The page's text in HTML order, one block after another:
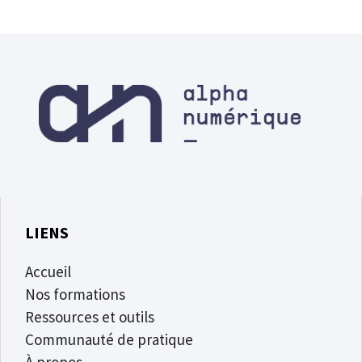
LIENS
Accueil
Nos formations
Ressources et outils
Communauté de pratique